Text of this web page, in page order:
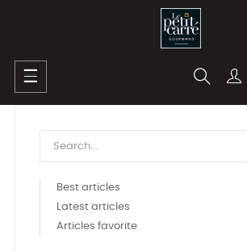
Toggle
navigation
☰
Best articles
Latest articles
Articles favorite